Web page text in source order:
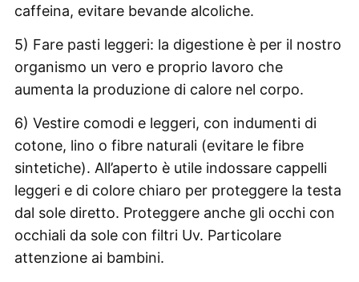
caffeina, evitare bevande alcoliche.
5) Fare pasti leggeri: la digestione è per il nostro
organismo un vero e proprio lavoro che
aumenta la produzione di calore nel corpo.
6) Vestire comodi e leggeri, con indumenti di
cotone, lino o fibre naturali (evitare le fibre
sintetiche). All’aperto è utile indossare cappelli
leggeri e di colore chiaro per proteggere la testa
dal sole diretto. Proteggere anche gli occhi con
occhiali da sole con filtri Uv. Particolare
attenzione ai bambini.